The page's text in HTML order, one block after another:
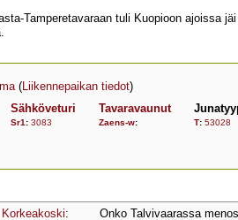
Tamperetavaraan tuli Kuopioon ajoissa
(Liikennepaikan tiedot)
Sähköveturi
Sr1 : 3083
Tavaravaunut
Zaens-w: T: 53028
Korkeakoski:
Onko Talvivaarassa